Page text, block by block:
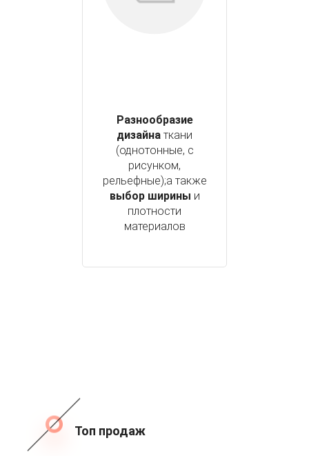
Разнообразие
дизайна ткани
(однотонные, с
рисунком,
рельефные);а также
выбор ширины и
плотности
материалов
Топ продаж